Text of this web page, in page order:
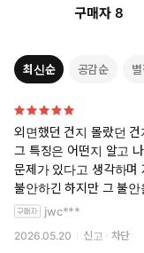
구매자 8
최신순 공감순
외면했던 건지 몰랐던
그 특징은 어떤지 알고
문제가 있다고 생각하며
불안하긴 하지만 그 불
을 다스리는 연습을 할
고 갈구하는 방식이 다
들어 나의 불안감에 나
jwc***
2026.05.20 신고 차단